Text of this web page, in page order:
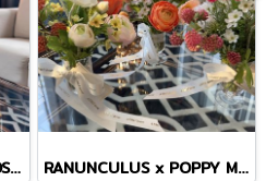
TANGERINE x FRANCEROSE COSMOS TINY MASTERPIECE VASE RANUNCULUS x POPPY MINI VASE